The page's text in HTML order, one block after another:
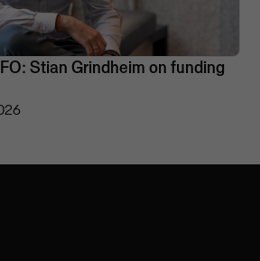
Stian Grindheim on funding